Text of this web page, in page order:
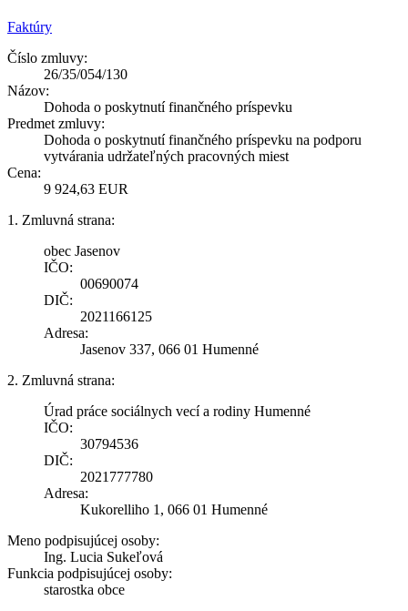
Faktúry
Číslo zmluvy:
26/35/054/130
Názov:
Dohoda o poskytnutí finančného príspevku
Predmet zmluvy:
Dohoda o poskytnutí finančného príspevku na podporu
vytvárania udržateľných pracovných miest
Cena:
9 924,63 EUR
1. Zmluvná strana:
obec Jasenov
IČO:
00690074
DIČ:
2021166125
Adresa:
Jasenov 337, 066 01 Humenné
2. Zmluvná strana:
Úrad práce sociálnych vecí a rodiny Humenné
IČO:
30794536
DIČ:
2021777780
Adresa:
Kukorelliho 1, 066 01 Humenné
Meno podpisujúcej osoby:
Ing. Lucia Sukeľová
Funkcia podpisujúcej osoby:
starostka obce